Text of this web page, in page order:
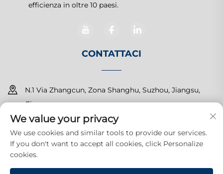
efficienza in oltre 10 paesi.
CONTATTACI
N.1 Via Zhangcun, Zona Shanghu, Suzhou, Jiangsu,
Cina
+86-15150179453
[email protected]
We value your privacy
We use cookies and similar tools to provide our services.
If you don't want to accept all cookies, click Personalize
cookies.